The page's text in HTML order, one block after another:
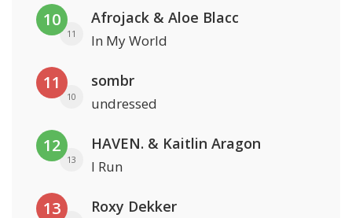
10
11
Afrojack & Aloe Blacc
In My World
11
10
sombr
undressed
12
13
HAVEN. & Kaitlin Aragon
I Run
13 Roxy Dekker